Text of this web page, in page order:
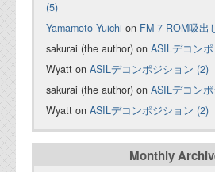
(5)
Yamamoto Yuichi on FM-7 ROM吸出
sakurai (the author) on ASILデコン
Wyatt on ASILデコンポジション (2)
sakurai (the author) on ASILデコン
Wyatt on ASILデコンポジション (2)
Monthly